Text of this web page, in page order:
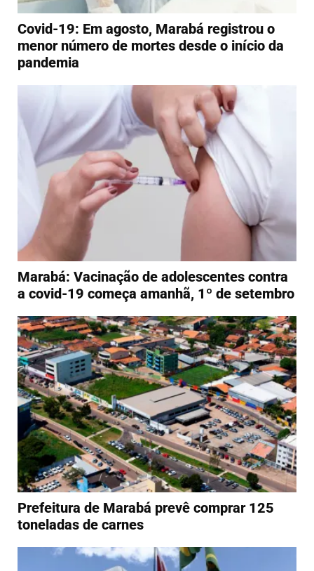
Covid-19: Em agosto, Marabá registrou o
menor número de mortes desde o início da
pandemia
Marabá: Vacinação de adolescentes contra
a covid-19 começa amanhã, 1º de setembro
Prefeitura de Marabá prevê comprar 125
toneladas de carnes